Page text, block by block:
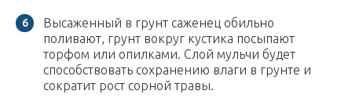
Высаженный в грунт саженец обильно
поливают, грунт вокруг кустика посыпают
торфом или опилками. Слой мульчи будет
способствовать сохранению влаги в грунте и
сократит рост сорной травы.